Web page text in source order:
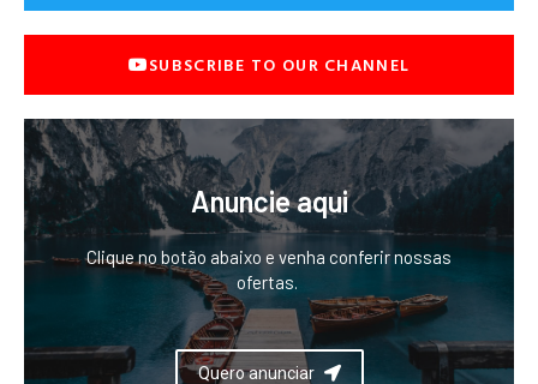
SUBSCRIBE TO OUR CHANNEL
Anuncie aqui
Clique no botão abaixo e venha conferir nossas
ofertas.
Quero anunciar